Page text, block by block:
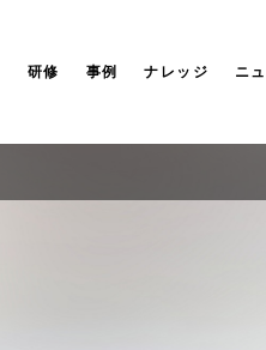
研修 事例 ナレッジ ニ
コラム コーポレ